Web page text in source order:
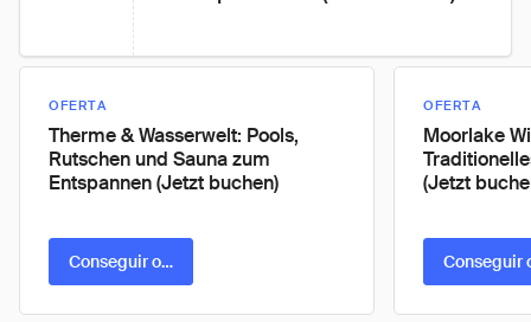
OFERTA
Therme & Wasserwelt: Pools,
Rutschen und Sauna zum
Entspannen (Jetzt buchen)
Conseguir oferta
OFERTA
Moorlake
(Jetzt
Conseguir